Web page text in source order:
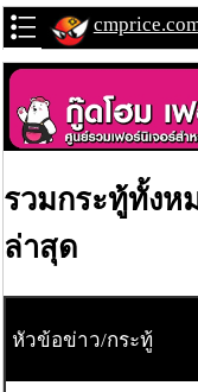
รวมกระทู้ทั้งห
ล่าสุด
หัวข้อข่าว/กระทู้